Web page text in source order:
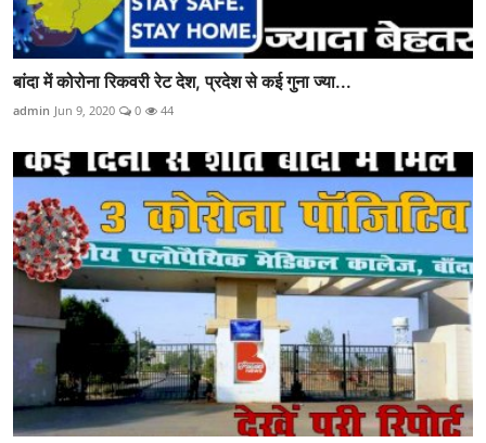
बांदा में कोरोना रिकवरी रेट देश, प्रदेश से कई गुना ज्या...
admin Jun 9, 2020 0 44